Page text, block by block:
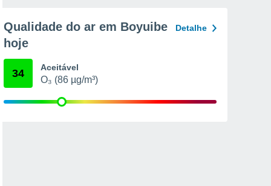
Qualidade do ar em Boyuibe
hoje
Detalhe
34 Aceitável
O₃ (86 µg/m³)